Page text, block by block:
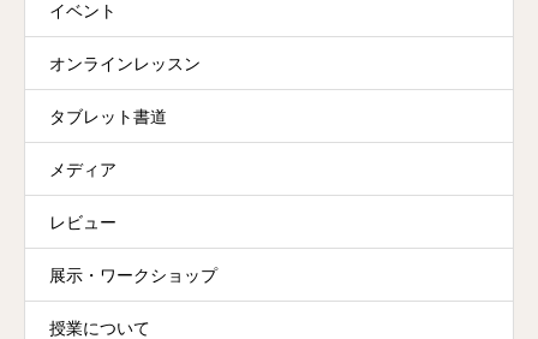
イベント
オンラインレッスン
タブレット書道
メディア
レビュー
展示・ワークショップ
授業について